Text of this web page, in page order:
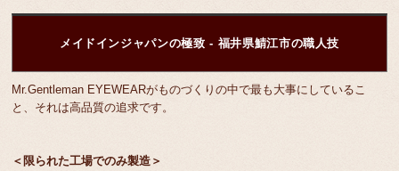
メイドインジャパンの極致 - 福井県鯖江市の職人技
Mr.Gentleman EYEWEARがものづくりの中で最も大事にしているこ
と、それは高品質の追求です。
＜限られた工場でのみ製造＞